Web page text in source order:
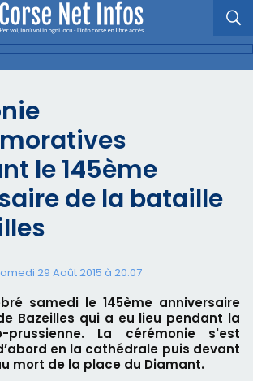
le 145ème
de la bataille
29 Août 2015 à 20:07
samedi le 145ème anniversaire
Bazeilles qui a eu lieu pendant la
prussienne. La cérémonie s'est
en la cathédrale puis devant
mort de la place du Diamant.